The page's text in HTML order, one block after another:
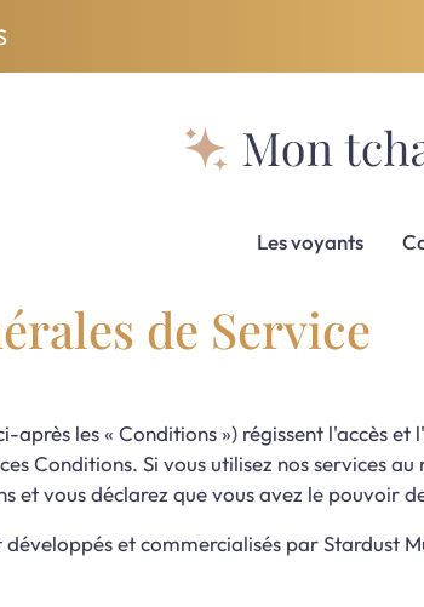
Les voyants
de Service
après les « Conditions ») régissent l'accès
Conditions. Si vous utilisez nos services
et vous déclarez que vous avez le pouvoir
et commercialisés par Stardust